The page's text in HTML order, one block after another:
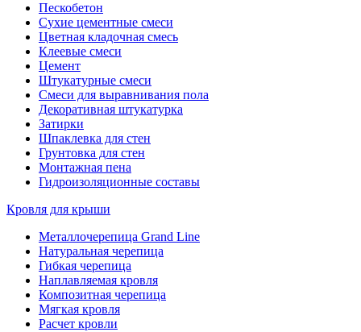
Пескобетон
Сухие цементные смеси
Цветная кладочная смесь
Клеевые смеси
Цемент
Штукатурные смеси
Смеси для выравнивания пола
Декоративная штукатурка
Затирки
Шпаклевка для стен
Грунтовка для стен
Монтажная пена
Гидроизоляционные составы
Кровля для крыши
Металлочерепица Grand Line
Натуральная черепица
Гибкая черепица
Наплавляемая кровля
Композитная черепица
Мягкая кровля
Расчет кровли